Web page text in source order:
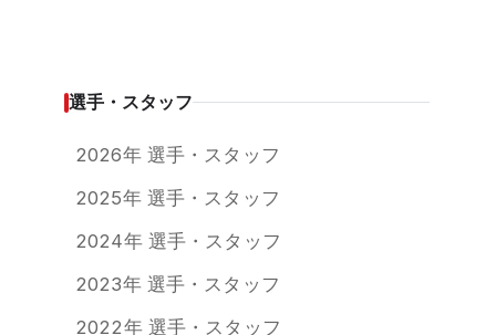
選手・スタッフ
2026年 選手・スタッフ
2025年 選手・スタッフ
2024年 選手・スタッフ
2023年 選手・スタッフ
2022年 選手・スタッフ